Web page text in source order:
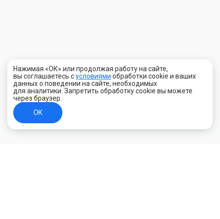
Нажимая «ОК» или продолжая работу на сайте,
вы соглашаетесь сусловиями обработки cookie и ваших
данных о поведении на сайте, необходимых
для аналитики. Запретить обработку cookie вы можете
через браузер.
ОК